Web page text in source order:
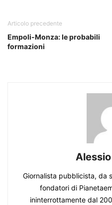
Articolo precedente
Empoli-Monza: le probabili
formazioni
Giornalista pubblicista, da
fondatori di
ininterrottamente dal